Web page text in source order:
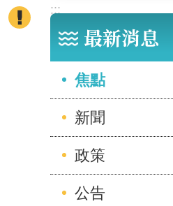
:::
最新消息
焦點
新聞
政策
公告